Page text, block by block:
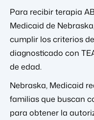
Para recibir terapia
Medicaid de
cumplir los criterios
diagnosticado con
de edad.
Nebraska, Medicaid
familias que buscan
para obtener la